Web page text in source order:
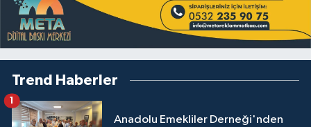
Trend Haberler
Anadolu Emekliler Derneği'nden
1